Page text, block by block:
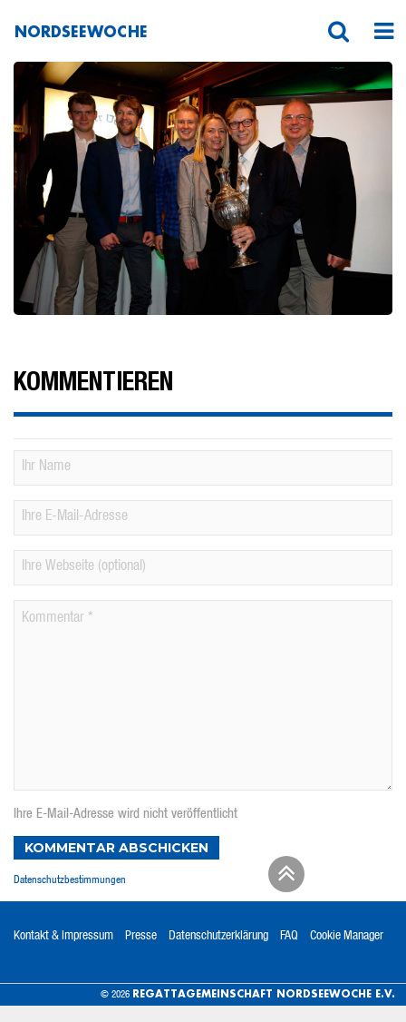
NORDSEEWOCHE
_O3C8093HFranck
KOMMENTIEREN
Ihre E-Mail-Adresse wird nicht veröffentlicht
KOMMENTAR ABSCHICKEN
Datenschutzbestimmungen
Kontakt & Impressum Presse Datenschutzerklärung FAQ Cookie Manager
© 2026 REGATTAGEMEINSCHAFT NORDSEEWOCHE E.V.